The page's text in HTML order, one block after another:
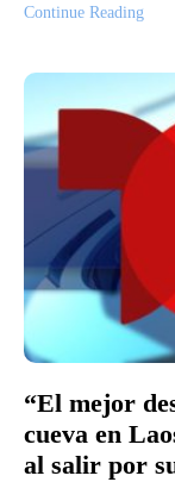
Continue Reading
“El mejor
cueva en
al salir por